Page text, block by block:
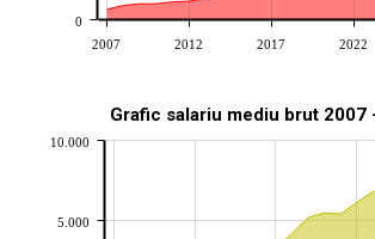
2007 2012 2017 2022
0
Grafic salariu mediu brut 2007
5.000
10.000